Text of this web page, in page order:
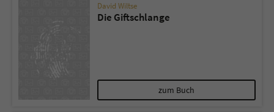
David Wiltse
Die Giftschlange
zum Buch
Session
Sicherheitscode des Kontaktformulars zu
überprüfen.